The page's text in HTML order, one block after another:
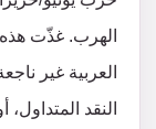
الهرب. غذّت هذه
العربية غير
النقد